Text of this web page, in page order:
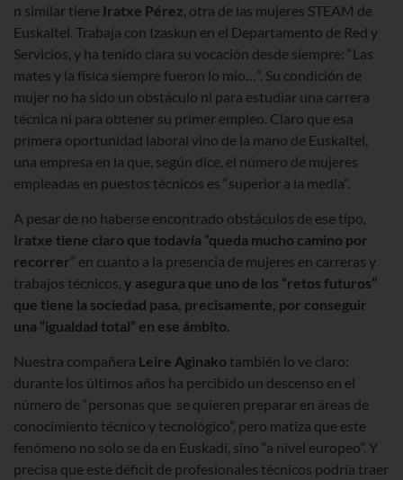
n similar tiene Iratxe Pérez , otra de las mujeres STEAM de
Euskaltel. Trabaja con Izaskun en el Departamento de Red y
Servicios, y ha tenido clara su vocación desde siempre: “Las
mates y la física siempre fueron lo mío…”. Su condición de
mujer no ha sido un obstáculo ni para estudiar una carrera
técnica ni para obtener su primer empleo. Claro que esa
primera oportunidad laboral vino de la mano de Euskaltel,
una empresa en la que, según dice, el número de mujeres
empleadas en puestos técnicos es “superior a la media”.
A pesar de no haberse encontrado obstáculos de ese tipo,
Iratxe tiene claro que todavía “queda mucho camino por
recorrer” en cuanto a la presencia de mujeres en carreras y
trabajos técnicos, y asegura que uno de los “retos futuros”
que tiene la sociedad pasa, precisamente, por conseguir
una “igualdad total” en ese ámbito.
Nuestra compañera Leire Aginako también lo ve claro:
durante los últimos años ha percibido un descenso en el
número de “personas que se quieren preparar en áreas de
conocimiento técnico y tecnológico”, pero matiza que este
fenómeno no solo se da en Euskadi, sino “a nivel europeo”. Y
precisa que este déficit de profesionales técnicos podría traer